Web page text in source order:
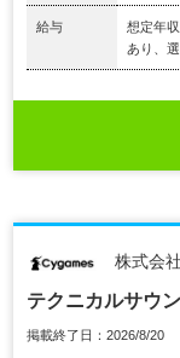
給与
想定年
あり、
株式会
テクニカルサウ
掲載終了日：2026/8/20